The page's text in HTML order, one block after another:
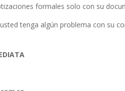
formales solo con su
tenga algún problema con su